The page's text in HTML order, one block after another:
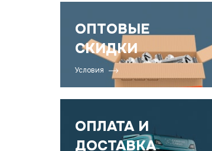
ОПТОВЫЕ
СКИДКИ
Условия
ОПЛАТА И
ДОСТАВКА